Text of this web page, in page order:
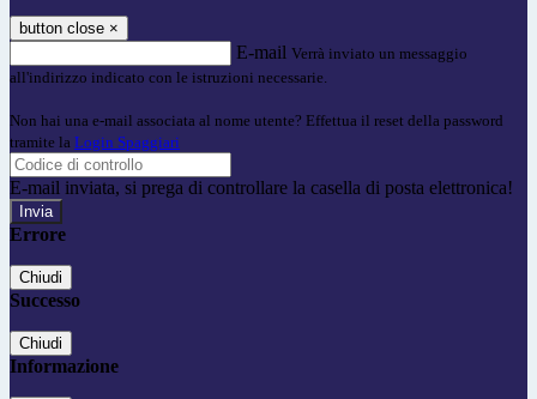
button close ×
E-mail Verrà inviato un messaggio
all'indirizzo indicato con le istruzioni necessarie.
Non hai una e-mail associata al nome utente? Effettua il reset della password
tramite la Login Spaggiari
E-mail inviata, si prega di controllare la casella di posta elettronica!
Errore
Chiudi
Successo
Chiudi
Informazione